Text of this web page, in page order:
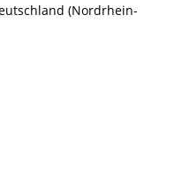
(Nordrhein-